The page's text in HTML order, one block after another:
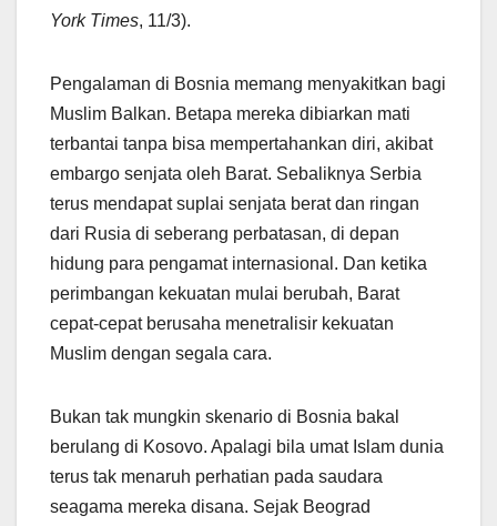
York Times, 11/3).
Pengalaman di Bosnia memang menyakitkan bagi
Muslim Balkan. Betapa mereka dibiarkan mati
terbantai tanpa bisa mempertahankan diri, akibat
embargo senjata oleh Barat. Sebaliknya Serbia
terus mendapat suplai senjata berat dan ringan
dari Rusia di seberang perbatasan, di depan
hidung para pengamat internasional. Dan ketika
perimbangan kekuatan mulai berubah, Barat
cepat-cepat berusaha menetralisir kekuatan
Muslim dengan segala cara.
Bukan tak mungkin skenario di Bosnia bakal
berulang di Kosovo. Apalagi bila umat Islam dunia
terus tak menaruh perhatian pada saudara
seagama mereka disana. Sejak Beograd